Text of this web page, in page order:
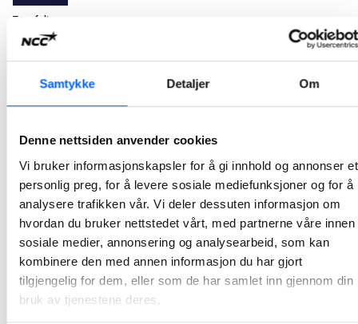
Samtykke Detaljer Om
Denne nettsiden anvender cookies
Vi bruker informasjonskapsler for å gi innhold og annonser et
personlig preg, for å levere sosiale mediefunksjoner og for å
analysere trafikken vår. Vi deler dessuten informasjon om
hvordan du bruker nettstedet vårt, med partnerne våre innen
sosiale medier, annonsering og analysearbeid, som kan
kombinere den med annen informasjon du har gjort
tilgjengelig for dem, eller som de har samlet inn gjennom din
bruk av tjenestene deres.
Tøm felt
Alle Jan Feb Mar Apr May Jun Jul
Aug
Ikke noe resultat.